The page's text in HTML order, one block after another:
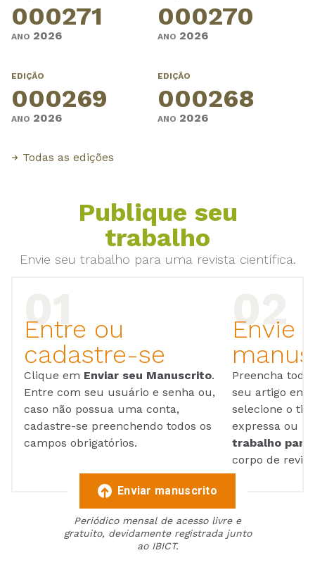
000271
ANO 2026
000270
ANO 2026
EDIÇÃO
000269
ANO 2026
EDIÇÃO
000268
ANO 2026
Todas as edições
Publique seu
trabalho
Envie seu trabalho para uma revista científica.
Entre ou
cadastre-se
Clique em Enviar seu Manuscrito.
Entre com seu usuário e senha ou,
caso não possua uma conta,
cadastre-se preenchendo todos os
campos obrigatórios.
Envie
Preencha
seu artigo em
selecione o
expressa ou
trabalho para
corpo de
Enviar manuscrito
Periódico mensal de acesso livre e
gratuito, devidamente registrada junto
ao IBICT.